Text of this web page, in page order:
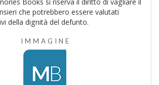
che potrebbero essere valutati
della dignità del defunto.
IMMAGINE